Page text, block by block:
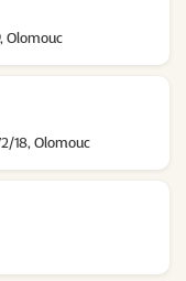
Olomouc
18, Olomouc